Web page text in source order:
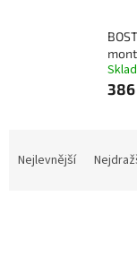
Nejlevnější